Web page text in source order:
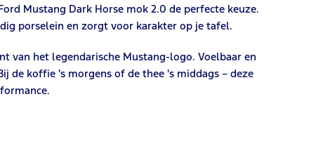
Mustang Dark Horse mok 2.0 de perfecte keuze.
porselein en zorgt voor karakter op je tafel.
van het legendarische Mustang-logo. Voelbaar en
de koffie 's morgens of de thee 's middags – deze